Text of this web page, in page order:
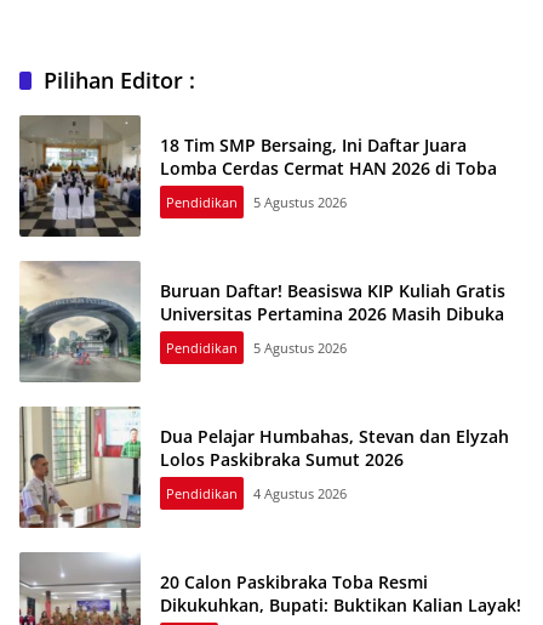
Pilihan Editor :
18 Tim SMP Bersaing, Ini Daftar Juara
Lomba Cerdas Cermat HAN 2026 di Toba
Pendidikan 5 Agustus 2026
Buruan Daftar! Beasiswa KIP Kuliah Gratis
Universitas Pertamina 2026 Masih Dibuka
Pendidikan 5 Agustus 2026
Dua Pelajar Humbahas, Stevan dan Elyzah
Lolos Paskibraka Sumut 2026
Pendidikan 4 Agustus 2026
20 Calon Paskibraka Toba Resmi
Dikukuhkan, Bupati: Buktikan Kalian Layak!